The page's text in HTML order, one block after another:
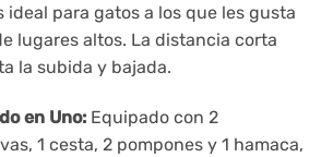
ideal para gatos a los que les gusta
lugares altos. La distancia corta
la subida y bajada.
en Uno: Equipado con 2
1 cesta, 2 pompones y 1 hamaca,